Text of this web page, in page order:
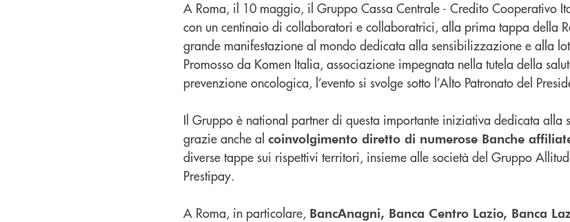
A Roma, il 10 maggio, il Gruppo Cassa Centrale - Credito Cooperativo
con un centinaio di collaboratori e collaboratrici, alla prima tappa della
grande manifestazione al mondo dedicata alla sensibilizzazione e alla
Promosso da Komen Italia, associazione impegnata nella tutela della
prevenzione oncologica, l’evento si svolge sotto l’Alto Patronato del
Il Gruppo è national partner di questa importante iniziativa dedicata alla
grazie anche al coinvolgimento diretto di numerose Banche
diverse tappe sui rispettivi territori, insieme alle società del Gruppo
Prestipay.
A Roma, in particolare, BancAnagni, Banca Centro Lazio, Banca